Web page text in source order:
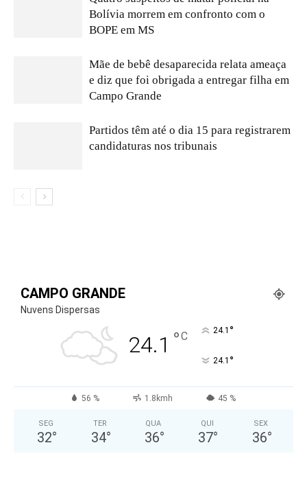
Bolívia morrem em confronto com o
BOPE em MS
Mãe de bebê desaparecida relata ameaça
e diz que foi obrigada a entregar filha em
Campo Grande
Partidos têm até o dia 15 para registrarem
candidaturas nos tribunais
CAMPO GRANDE
Nuvens Dispersas
24.1 °C 24.1 °
24.1 °
56 % 1.8kmh 45 %
SEG
32°
TER
34°
QUA
36°
QUI
37°
SEX
36°